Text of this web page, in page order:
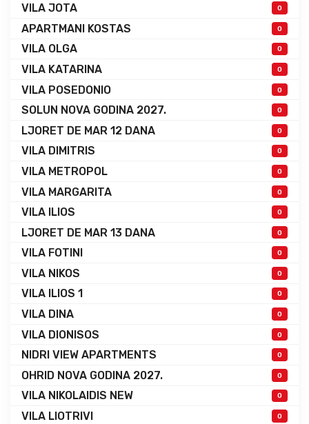
VILA JOTA 0
APARTMANI KOSTAS 0
VILA OLGA 0
VILA KATARINA 0
VILA POSEDONIO 0
SOLUN NOVA GODINA 2027. 0
LJORET DE MAR 12 DANA 0
VILA DIMITRIS 0
VILA METROPOL 0
VILA MARGARITA 0
VILA ILIOS 0
LJORET DE MAR 13 DANA 0
VILA FOTINI 0
VILA NIKOS 0
VILA ILIOS 1 0
VILA DINA 0
VILA DIONISOS 0
NIDRI VIEW APARTMENTS 0
OHRID NOVA GODINA 2027. 0
VILA NIKOLAIDIS NEW 0
VILA LIOTRIVI 0